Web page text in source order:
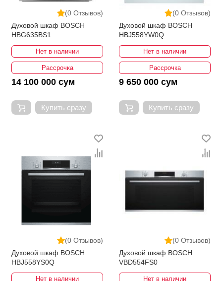
(0 Отзывов)
Духовой шкаф BOSCH
HBG635BS1
Нет в наличии
Рассрочка
14 100 000 сум
Купить сразу
(0 Отзывов)
Духовой шкаф BOSCH
HBJ558YW0Q
Нет в наличии
Рассрочка
9 650 000 сум
Купить сразу
(0 Отзывов)
Духовой шкаф BOSCH
HBJ558YS0Q
Нет в наличии
(0 Отзывов)
Духовой шкаф BOSCH
VBD554FS0
Нет в наличии